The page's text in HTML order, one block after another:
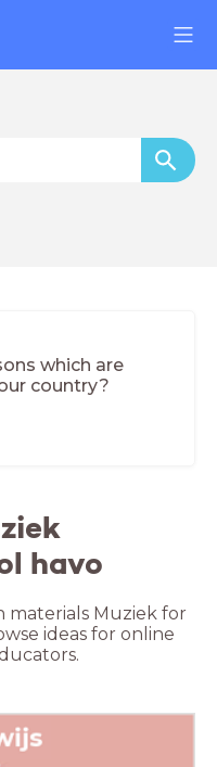
which are
country?
havo
materials Muziek for
ideas for online